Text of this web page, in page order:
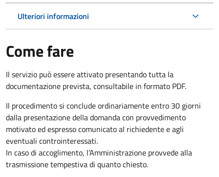
Ulteriori informazioni
Come fare
Il servizio può essere attivato presentando tutta la
documentazione prevista, consultabile in formato PDF.
Il procedimento si conclude ordinariamente entro 30 giorni
dalla presentazione della domanda con provvedimento
motivato ed espresso comunicato al richiedente e agli
eventuali controinteressati.
In caso di accoglimento, l’Amministrazione provvede alla
trasmissione tempestiva di quanto chiesto.